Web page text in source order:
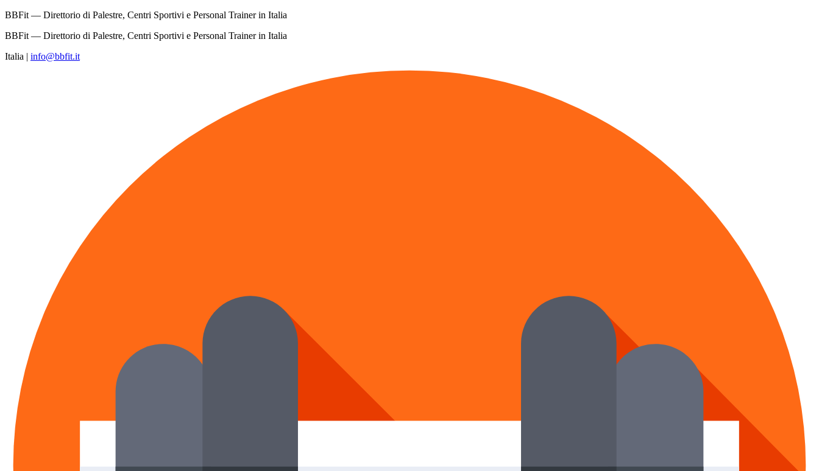
BBFit — Direttorio di Palestre, Centri Sportivi e Personal Trainer in Italia
BBFit — Direttorio di Palestre, Centri Sportivi e Personal Trainer in Italia
Italia | info@bbfit.it